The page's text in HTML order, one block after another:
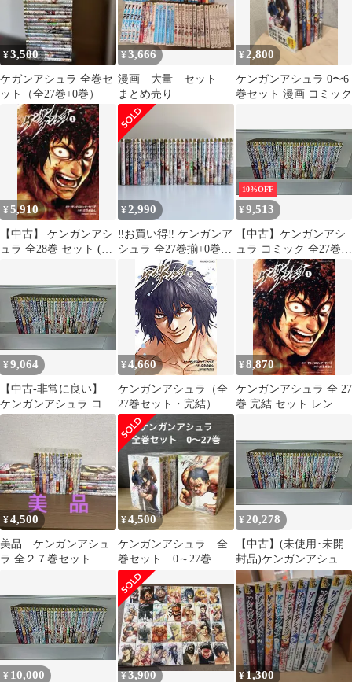
¥3,500
ケガンアシュラ 全巻セ
ット（全27巻+0巻）
¥3,666
漫画 大量 セット
まとめ売り
¥ 2,800
ケンガンアシュラ 0〜6
巻セット 漫画 コミック
¥5,910
【中古】 ケンガンアシ
ュラ 全28巻 セット (1-
ミック] [漫画]
¥2,990
‼️お買い得‼️ ケンガンア
シュラ 全27巻揃+0巻
まとめ売り 漫画 アニメ
10%OFF
¥9,513
【中古】ケンガンアシ
ュラ コミック 全27巻セ
ット
¥9,064
【中古-非常に良い】
ケンガンアシュラ コミ
ック 全27巻セット
¥4,660
ケンガンアシュラ（全
27巻セット・完結）だ
ろめおん
¥8,870
ケンガンアシュラ 全 27
巻 完結 セット レンタ
レンタル落ち
¥4,500
美品 ケンガンアシュ
ラ 全２７巻セット
¥4,500
ケンガンアシュラ 全
巻セット 0～27巻
¥20,278
【中古】(未使用･未開
封品)ケンガンアシュラ
コミック 全27巻セット
¥ 10,000 ¥3,900 ¥1,300